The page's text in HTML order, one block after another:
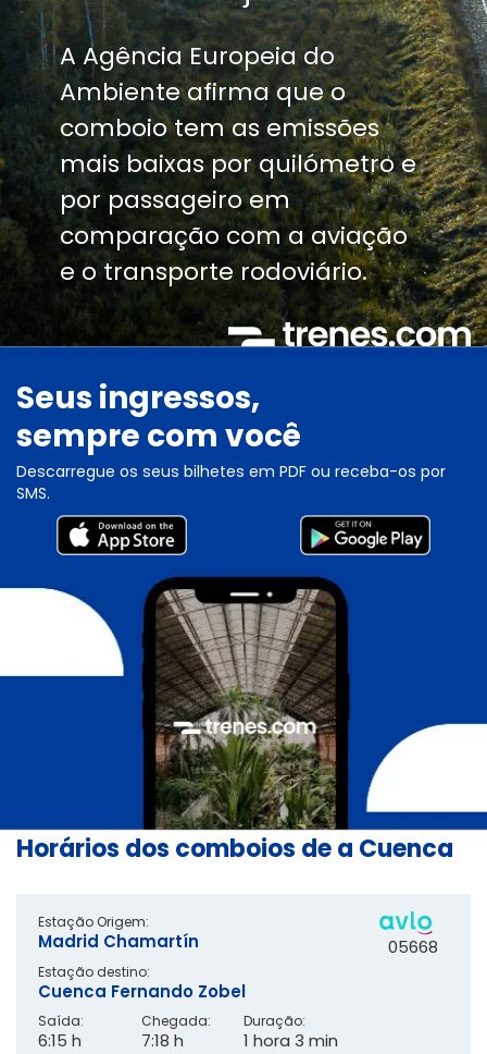
A Agência Europeia do
Ambiente afirma que o
comboio tem as emissões
mais baixas por quilómetro e
por passageiro em
comparação com a aviação
e o transporte rodoviário.
Seus ingressos,
sempre com você
Descarregue os seus bilhetes em PDF ou receba-os por
SMS.
Horários dos comboios de a Cuenca
05668
Saída:
6:15 h
Chegada:
7:18 h
Duração:
1 hora 3 min
Estação Origem:
Madrid Chamartín
Estação destino:
Cuenca Fernando Zobel